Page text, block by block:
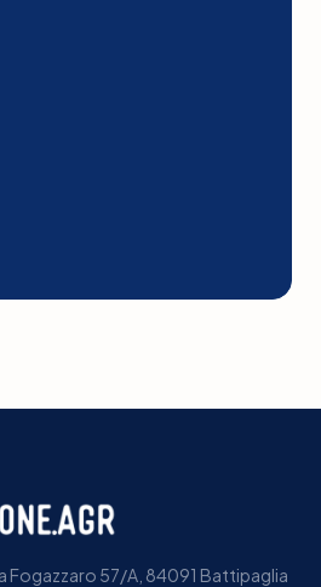
Fogazzaro 57/A, 84091 Battipaglia